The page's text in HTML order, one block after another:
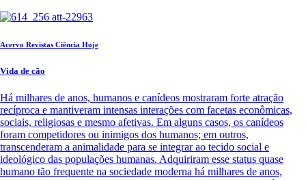
Acervo Revistas Ciência Hoje
Vida de cão
Há milhares de anos, humanos e canídeos mostraram forte atração
recíproca e mantiveram intensas interações com facetas econômicas,
sociais, religiosas e mesmo afetivas. Em alguns casos, os canídeos
foram competidores ou inimigos dos humanos; em outros,
transcenderam a animalidade para se integrar ao tecido social e
ideológico das populações humanas. Adquiriram esse status quase
humano tão frequente na sociedade moderna há milhares de anos,